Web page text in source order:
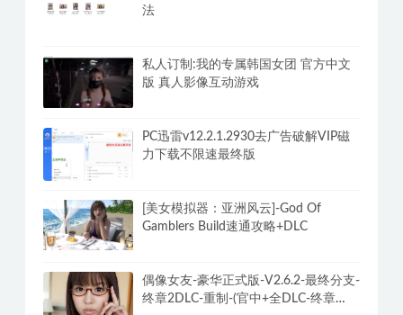
法
私人订制:我的专属韩国女团 官方中文
版 真人影像互动游戏
PC迅雷v12.2.1.2930去广告破解VIP磁
力下载不限速最终版
[美女模拟器：亚洲风云]-God Of
Gamblers Build速通攻略+DLC
偶像女友-豪华正式版-V2.6.2-最终分支-
终章2DLC-重制-(官中+全DLC-终章